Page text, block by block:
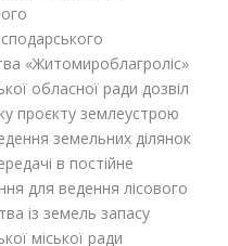
«Житомироблагроліс»
обласної ради дозвіл
проєкту землеустрою
земельних ділянок
в постійне
для ведення лісового
із земель запасу
міської ради